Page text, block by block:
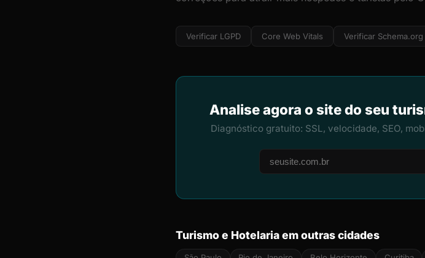
Verificar LGPD Core Web Vitals Verificar Schema.org
Analise agora o site do seu
Diagnóstico gratuito: SSL, velocidade, SEO,
Turismo e Hotelaria em outras cidades